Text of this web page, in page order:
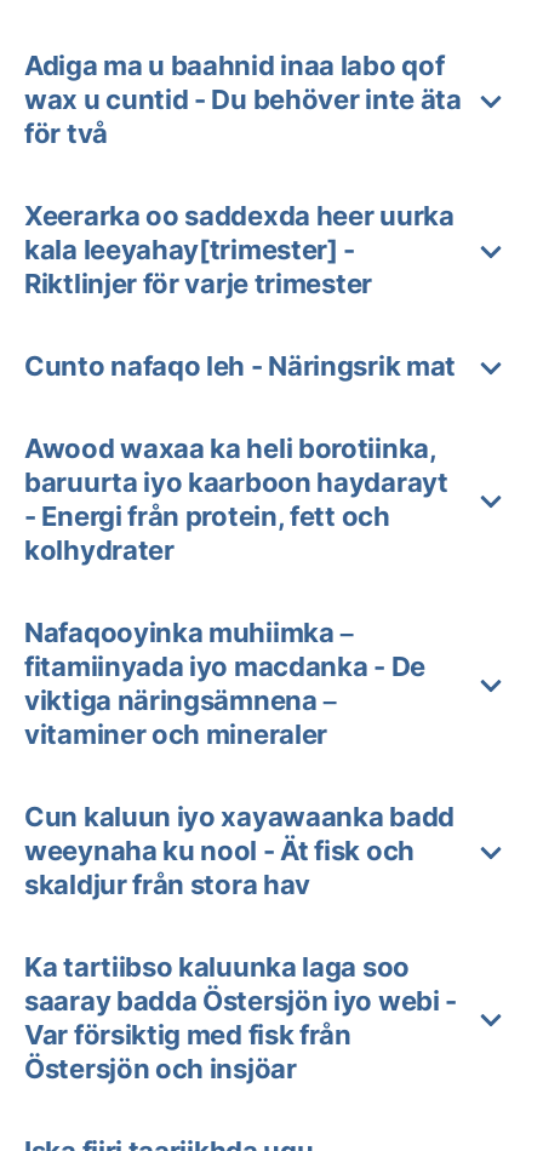
Adiga ma u baahnid inaa labo qof
wax u cuntid - Du behöver inte äta
för två
Xeerarka oo saddexda heer uurka
kala leeyahay[trimester] -
Riktlinjer för varje trimester
Cunto nafaqo leh - Näringsrik mat
Awood waxaa ka heli borotiinka,
baruurta iyo kaarboon haydarayt
- Energi från protein, fett och
kolhydrater
Nafaqooyinka muhiimka –
fitamiinyada iyo macdanka - De
viktiga näringsämnena –
vitaminer och mineraler
Cun kaluun iyo xayawaanka badd
weeynaha ku nool - Ät fisk och
skaldjur från stora hav
Ka tartiibso kaluunka laga soo
saaray badda Östersjön iyo webi -
Var försiktig med fisk från
Östersjön och insjöar